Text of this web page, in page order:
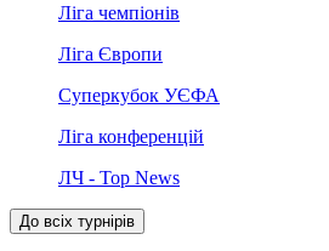
Ліга чемпіонів
Ліга Європи
Суперкубок УЄФА
Ліга конференцій
ЛЧ - Top News
До всіх турнірів